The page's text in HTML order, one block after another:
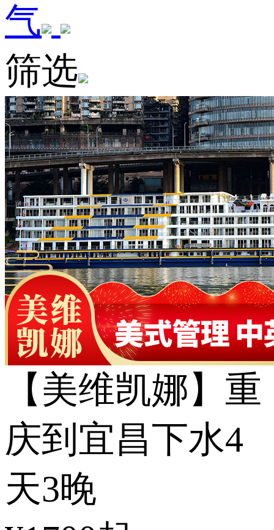
气
筛选
【美维凯娜】重
庆到宜昌下水4
天3晚